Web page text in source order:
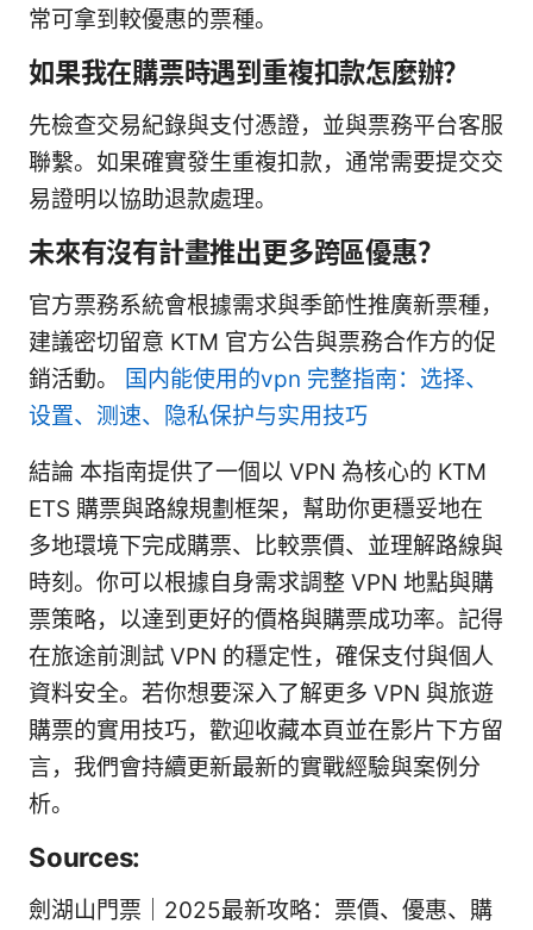
常可拿到較優惠的票種。
如果我在購票時遇到重複扣款怎麼辦？
先檢查交易紀錄與支付憑證，並與票務平台客服
聯繫。如果確實發生重複扣款，通常需要提交交
易證明以協助退款處理。
未來有沒有計畫推出更多跨區優惠？
官方票務系統會根據需求與季節性推廣新票種，
建議密切留意 KTM 官方公告與票務合作方的促
銷活動。
国内能使用的vpn 完整指南：选择、
设置、测速、隐私保护与实用技巧
結論 本指南提供了一個以 VPN 為核心的 KTM
ETS 購票與路線規劃框架，幫助你更穩妥地在
多地環境下完成購票、比較票價、並理解路線與
時刻。你可以根據自身需求調整 VPN 地點與購
票策略，以達到更好的價格與購票成功率。記得
在旅途前測試 VPN 的穩定性，確保支付與個人
資料安全。若你想要深入了解更多 VPN 與旅遊
購票的實用技巧，歡迎收藏本頁並在影片下方留
言，我們會持續更新最新的實戰經驗與案例分
析。
Sources:
劍湖山門票｜2025最新攻略：票價、優惠、購